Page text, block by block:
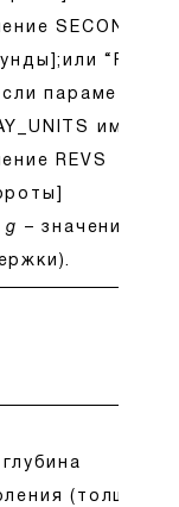
SECONDS
“REV,
параметр
имеет
REVS
g – значение
глубина
(толщина)